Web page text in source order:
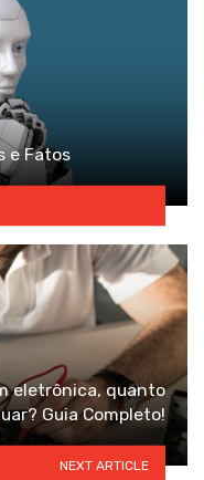
e Fatos
eletrônica, quanto
Guia Completo!
NEXT ARTICLE